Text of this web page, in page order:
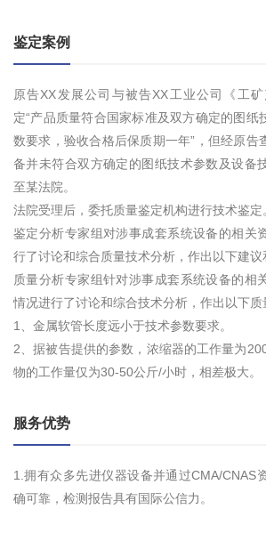
鉴定案例
原告XX发展公司与被告XX工业公司《工
定“产品质量符合国家标准及双方确定的图纸
数要求，验收合格后保质期一年”，但经原告
备并未符合双方确定的图纸技术参数及设备
至某法院。
法院受理后，委托质量鉴定机构进行技术鉴定
鉴定分析专家组对涉事成套系统设备的相关
行了讨论和综合质量技术分析，作出以下建议
质量分析专家组针对涉事成套系统设备的相
情况进行了讨论和综合技术分析，作出以下质
1、金属软管长度远小于技术参数要求。
2、据被告提供的参数，浓缩器的工作量为
物的工作量仅为30-50公斤/小时，相差极大。
服务优势
1.拥有众多先进仪器设备并通过CMA/CNAS
确可靠，检测报告具有国际公信力。